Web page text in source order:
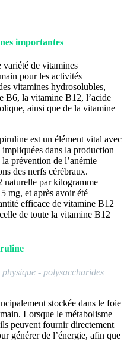
importantes
variété de vitamines
pour les activités
vitamines hydrosolubles,
B6, la vitamine B12, l’acide
ainsi que de la vitamine
est un élément vital avec
dans la production
prévention de l’anémie
des nerfs cérébraux.
naturelle par kilogramme
mg, et après avoir été
efficace de vitamine B12
de toute la vitamine B12
- polysaccharides
stockée dans le foie
Lorsque le métabolisme
peuvent fournir directement
générer de l’énergie, afin que